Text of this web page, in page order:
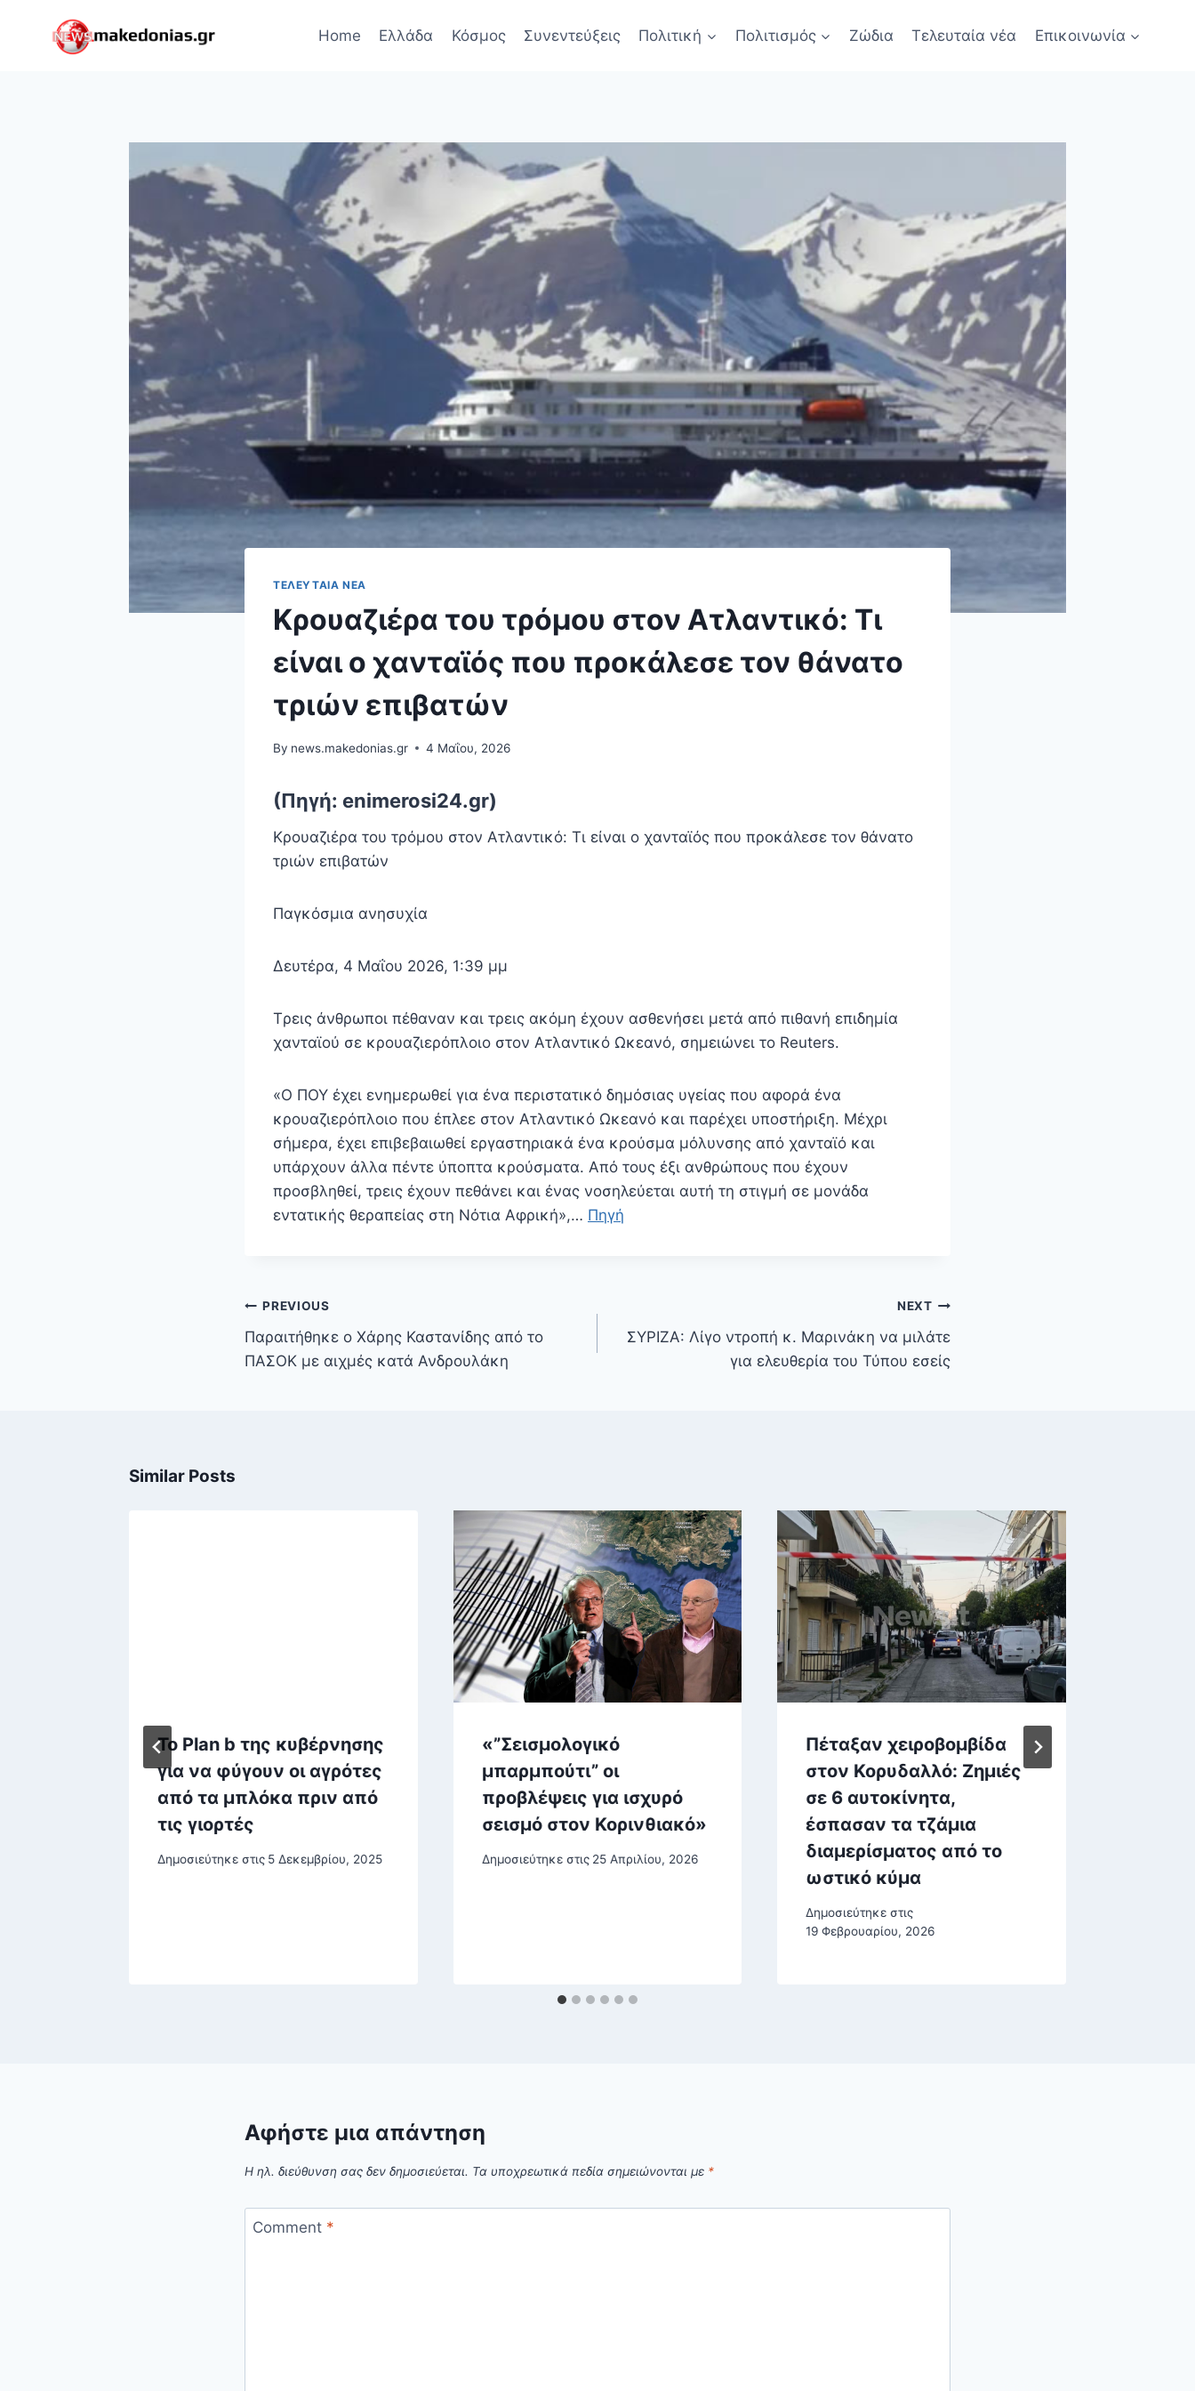
Home Ελλάδα Κόσμος Συνεντεύξεις Πολιτική Πολιτισμός Ζώδια Τελευταία νέα Επικοινωνία
ΤΕΛΕΥΤΑΊΑ ΝΈΑ
Κρουαζιέρα του τρόμου στον Ατλαντικό: Τι
είναι ο χανταϊός που προκάλεσε τον θάνατο
τριών επιβατών
By news.makedonias.gr 4 Μαΐου, 2026
(Πηγή: enimerosi24.gr)
Κρουαζιέρα του τρόμου στον Ατλαντικό: Τι είναι ο χανταϊός που προκάλεσε τον θάνατο
τριών επιβατών
Παγκόσμια ανησυχία
Δευτέρα, 4 Μαΐου 2026, 1:39 μμ
Tρεις άνθρωποι πέθαναν και τρεις ακόμη έχουν ασθενήσει μετά από πιθανή επιδημία
χανταϊού σε κρουαζιερόπλοιο στον Ατλαντικό Ωκεανό, σημειώνει το Reuters.
«Ο ΠΟΥ έχει ενημερωθεί για ένα περιστατικό δημόσιας υγείας που αφορά ένα
κρουαζιερόπλοιο που έπλεε στον Ατλαντικό Ωκεανό και παρέχει υποστήριξη. Μέχρι
σήμερα, έχει επιβεβαιωθεί εργαστηριακά ένα κρούσμα μόλυνσης από χανταϊό και
υπάρχουν άλλα πέντε ύποπτα κρούσματα. Από τους έξι ανθρώπους που έχουν
προσβληθεί, τρεις έχουν πεθάνει και ένας νοσηλεύεται αυτή τη στιγμή σε μονάδα
εντατικής θεραπείας στη Νότια Αφρική»,… Πηγή
Πλοήγηση
άρθρων
PREVIOUS
Παραιτήθηκε ο Χάρης Καστανίδης από το
ΠΑΣΟΚ με αιχμές κατά Ανδρουλάκη
NEXT
ΣΥΡΙΖΑ: Λίγο ντροπή κ. Μαρινάκη να μιλάτε
για ελευθερία του Τύπου εσείς
Similar Posts
Το Plan b της κυβέρνησης
για να φύγουν οι αγρότες
από τα μπλόκα πριν από
τις γιορτές
Δημοσιεύτηκε στις 5 Δεκεμβρίου, 2025
«”Σεισμολογικό
μπαρμπούτι” οι
προβλέψεις για ισχυρό
σεισμό στον Κορινθιακό»
Δημοσιεύτηκε στις 25 Απριλίου, 2026
Πέταξαν χειροβομβίδα
στον Κορυδαλλό: Ζημιές
σε 6 αυτοκίνητα,
έσπασαν τα τζάμια
διαμερίσματος από το
ωστικό κύμα
Δημοσιεύτηκε στις
19 Φεβρουαρίου, 2026
Αφήστε μια απάντηση
Η ηλ. διεύθυνση σας δεν δημοσιεύεται. Τα υποχρεωτικά πεδία σημειώνονται με *
Comment *